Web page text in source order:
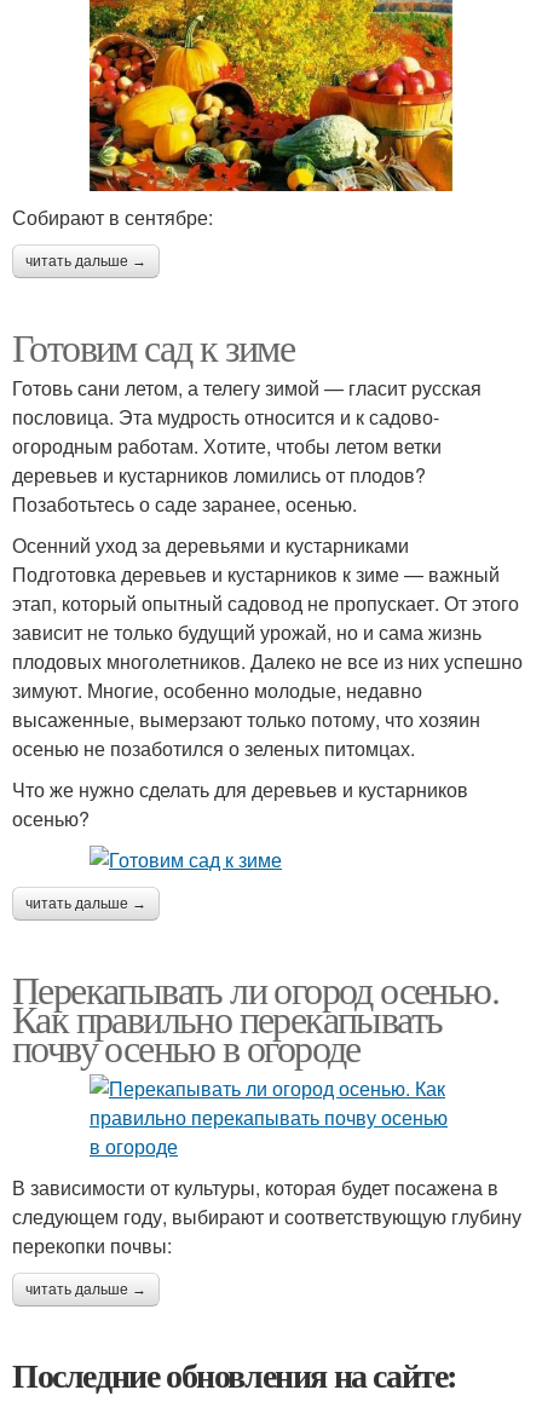
Собирают в сентябре:
читать дальше →
Готовим сад к зиме
Готовь сани летом, а телегу зимой — гласит русская
пословица. Эта мудрость относится и к садово-
огородным работам. Хотите, чтобы летом ветки
деревьев и кустарников ломились от плодов?
Позаботьтесь о саде заранее, осенью.
Осенний уход за деревьями и кустарниками
Подготовка деревьев и кустарников к зиме — важный
этап, который опытный садовод не пропускает. От этого
зависит не только будущий урожай, но и сама жизнь
плодовых многолетников. Далеко не все из них успешно
зимуют. Многие, особенно молодые, недавно
высаженные, вымерзают только потому, что хозяин
осенью не позаботился о зеленых питомцах.
Что же нужно сделать для деревьев и кустарников
осенью?
читать дальше →
Перекапывать ли огород осенью.
Как правильно перекапывать
почву осенью в огороде
В зависимости от культуры, которая будет посажена в
следующем году, выбирают и соответствующую глубину
перекопки почвы:
читать дальше →
Последние обновления на сайте: